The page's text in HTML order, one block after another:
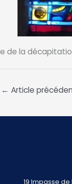
e de la
← Article
19 Impasse de